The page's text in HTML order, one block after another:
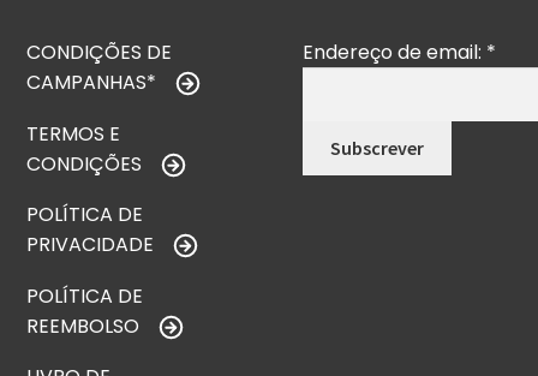
CONDIÇÕES DE
CAMPANHAS*
TERMOS E
CONDIÇÕES
POLÍTICA DE
PRIVACIDADE
POLÍTICA DE
REEMBOLSO
Endereço de email: *